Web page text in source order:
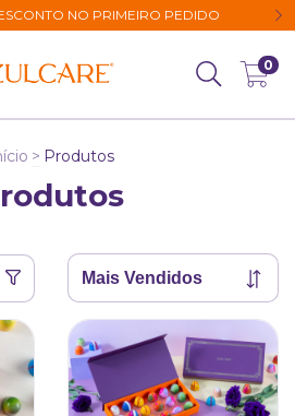
NO PRIMEIRO PEDIDO
0
> Produtos